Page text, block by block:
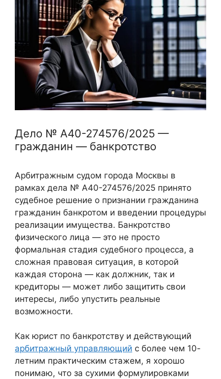
Дело № А40-274576/2025 —
гражданин — банкротство
Арбитражным судом города Москвы в
рамках дела № А40-274576/2025 принято
судебное решение о признании гражданина
гражданин банкротом и введении процедуры
реализации имущества. Банкротство
физического лица — это не просто
формальная стадия судебного процесса, а
сложная правовая ситуация, в которой
каждая сторона — как должник, так и
кредиторы — может либо защитить свои
интересы, либо упустить реальные
возможности.
Как юрист по банкротству и действующий
арбитражный управляющий с более чем 10-
летним практическим стажем, я хорошо
понимаю, что за сухими формулировками